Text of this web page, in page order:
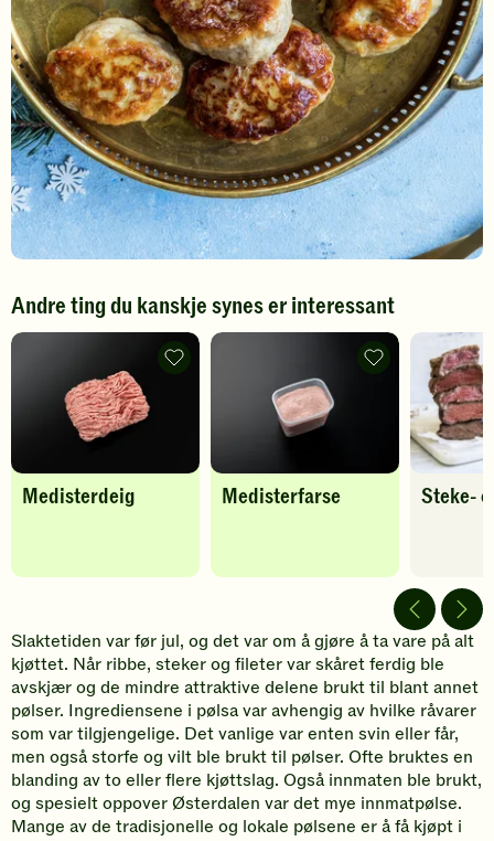
Andre ting du kanskje synes er interessant
Medisterdeig
Medisterdeig
Medisterfarse
Medisterfarse
favoritter
Steke-
Slaktetiden var før jul, og det var om å gjøre å ta vare på alt
kjøttet. Når ribbe, steker og fileter var skåret ferdig ble
avskjær og de mindre attraktive delene brukt til blant annet
pølser. Ingrediensene i pølsa var avhengig av hvilke råvarer
som var tilgjengelige. Det vanlige var enten svin eller får,
men også storfe og vilt ble brukt til pølser. Ofte bruktes en
blanding av to eller flere kjøttslag. Også innmaten ble brukt,
og spesielt oppover Østerdalen var det mye innmatpølse.
Mange av de tradisjonelle og lokale pølsene er å få kjøpt i